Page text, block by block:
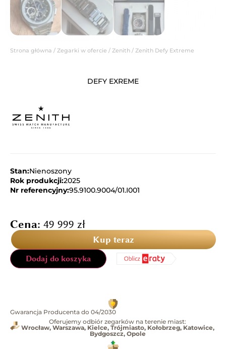
Strona główna / Zegarki w ofercie / Zenith / Zenith Defy Extreme
DEFY EXREME
Stan:Nienoszony
Rok produkcji:2025
Nr referencyjny:95.9100.9004/01.I001
Cena: 49 999 zł
Kup teraz
Dodaj do koszyka
Gwarancja Producenta do 04/2030
Oferujemy odbiór zegarków na terenie miast:
Wrocław, Warszawa, Kielce, Trójmiasto, Kołobrzeg, Katowice,
Bydgoszcz, Opole